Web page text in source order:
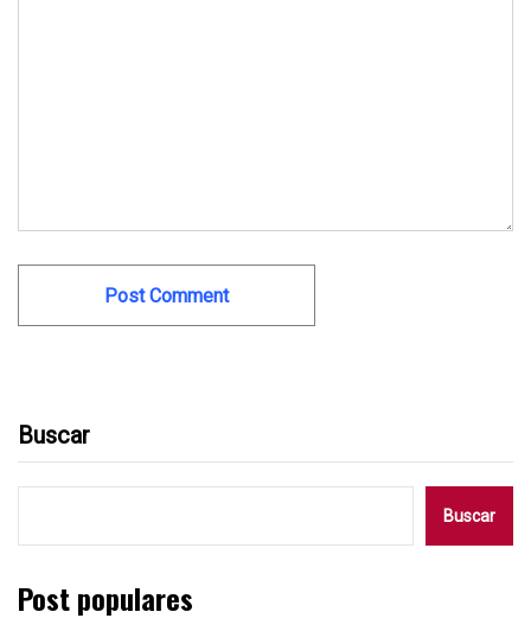
Buscar
Buscar
Post populares